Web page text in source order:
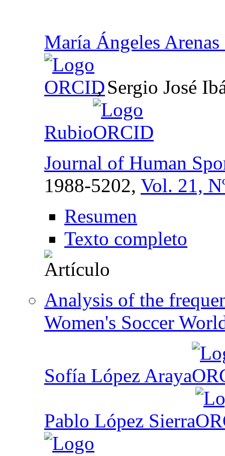
María Ángeles Arenas
, Sergio José
Rubio
Journal of Human
1988-5202, Vol. 21,
Resumen
Texto completo
Analysis of the
Women's Soccer
Sofía López Araya
Pablo López Sierra